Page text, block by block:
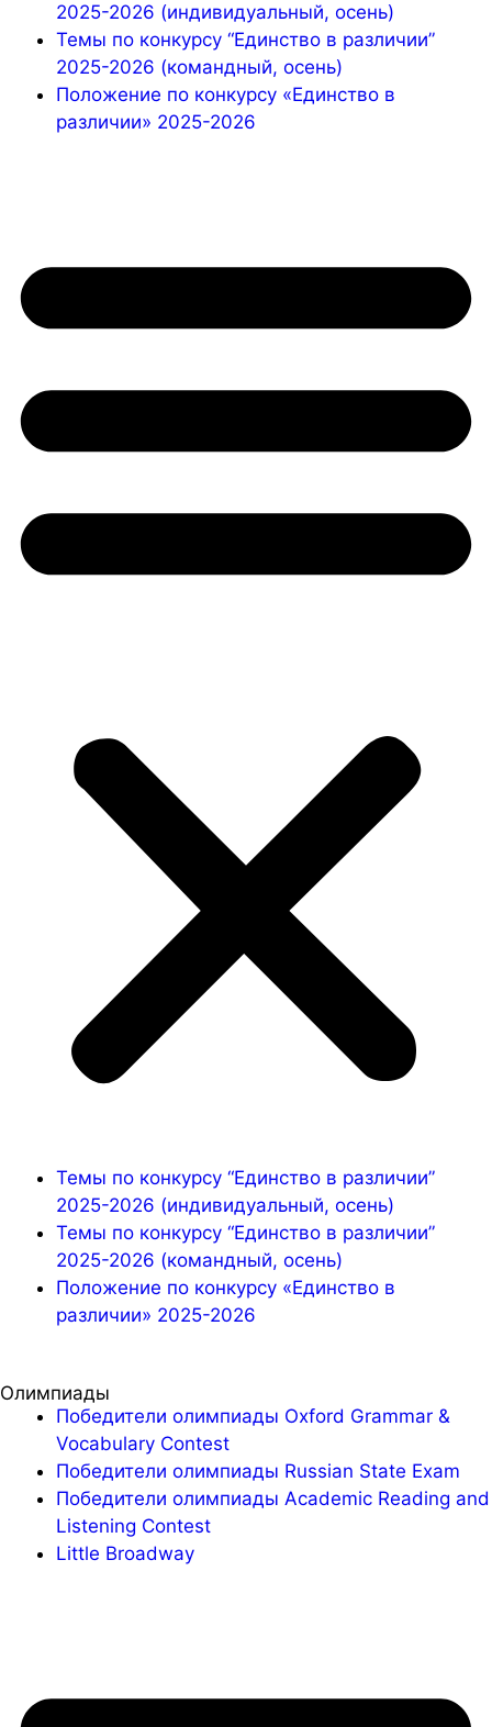
2025-2026 (индивидуальный, осень)
Темы по конкурсу “Единство в различии”
2025-2026 (командный, осень)
Положение по конкурсу «Единство в
различии» 2025-2026
Темы по конкурсу “Единство в различии”
2025-2026 (индивидуальный, осень)
Темы по конкурсу “Единство в различии”
2025-2026 (командный, осень)
Положение по конкурсу «Единство в
различии» 2025-2026
Олимпиады
Победители олимпиады Oxford Grammar &
Vocabulary Contest
Победители олимпиады Russian State Exam
Победители олимпиады Academic Reading and
Listening Contest
Little Broadway